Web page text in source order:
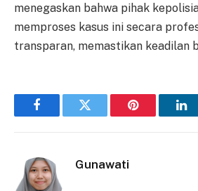
menegaskan bahwa pihak
memproses kasus ini secara
transparan, memastikan keadilan
FacebookTwitter Pinterest
Gunawati